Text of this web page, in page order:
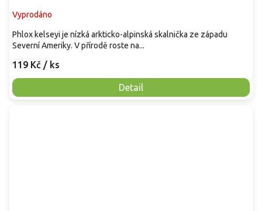
Vyprodáno
119 Kč / ks
Detail
Phlox kelseyi je nízká arkticko-alpinská skalnička ze západu
Severní Ameriky. V přírodě roste na...